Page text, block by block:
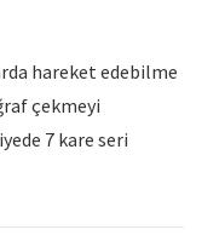
hareket edebilme
çekmeyi
7 kare seri